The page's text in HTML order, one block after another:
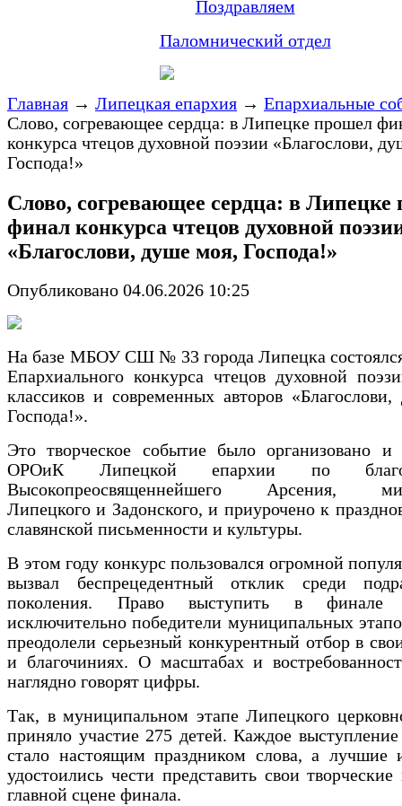
Поздравляем
Паломнический отдел
Главная → Липецкая епархия → Епархиальные
Слово, согревающее сердца: в Липецке прошел
конкурса чтецов духовной поэзии «Благослови,
Господа!»
Слово, согревающее сердца: в Липецке
финал конкурса чтецов духовной
«Благослови, душе моя, Господа!»
Опубликовано 04.06.2026 10:25
На базе МБОУ СШ № 33 города Липецка
Епархиального конкурса чтецов духовной
классиков и современных авторов
Господа!».
Это творческое событие было организовано и
ОРОиК Липецкой епархии по
Высокопреосвященнейшего Арсения,
Липецкого и Задонского, и приурочено к
славянской письменности и культуры.
В этом году конкурс пользовался огромной
вызвал беспрецедентный отклик среди
поколения. Право выступить в финале
исключительно победители муниципальных
преодолели серьезный конкурентный отбор в
и благочиниях. О масштабах и
наглядно говорят цифры.
Так, в муниципальном этапе Липецкого
приняло участие 275 детей. Каждое
стало настоящим праздником слова, а лучшие
удостоились чести представить свои
главной сцене финала.